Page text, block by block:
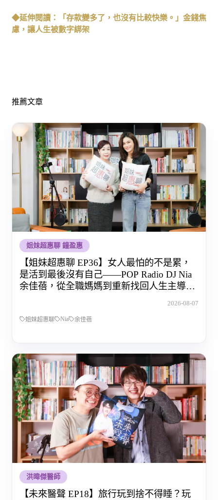
◆延伸閱讀：「存款變多了，也沒有比較快樂。」金錢焦
慮，讓人生被數字綁架
推薦文章
姐妹超惠聊 鐘盈惠
【姐妹超惠聊 EP36】女人最怕的不是累，
是活到最後沒有自己——POP Radio DJ Nia
余佳蓓，從全職媽媽到重新找回人生主導權
2026-08-07
姐妹超惠聊 Nia 余佳蓓
洪暐傑醫師
【未來醫聲 EP18】旅行玩到捨不得睡？玩